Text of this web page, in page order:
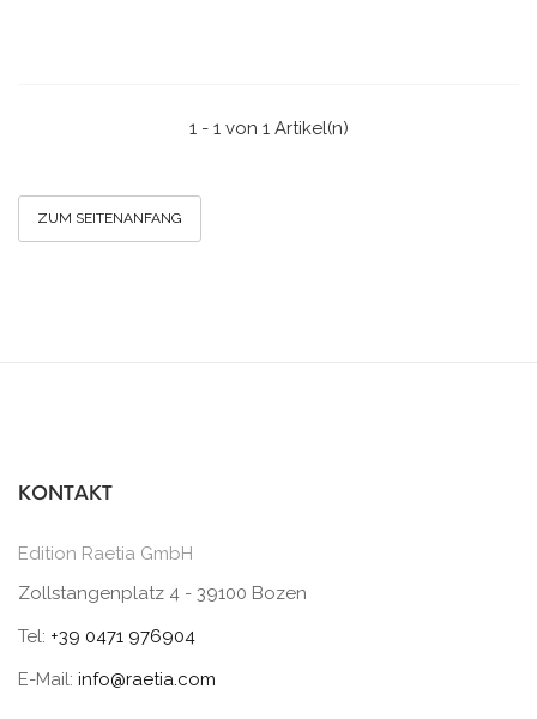
1 - 1 von 1 Artikel(n)
ZUM SEITENANFANG
KONTAKT
Edition Raetia GmbH
Zollstangenplatz 4 - 39100 Bozen
Tel: +39 0471 976904
E-Mail: info@raetia.com